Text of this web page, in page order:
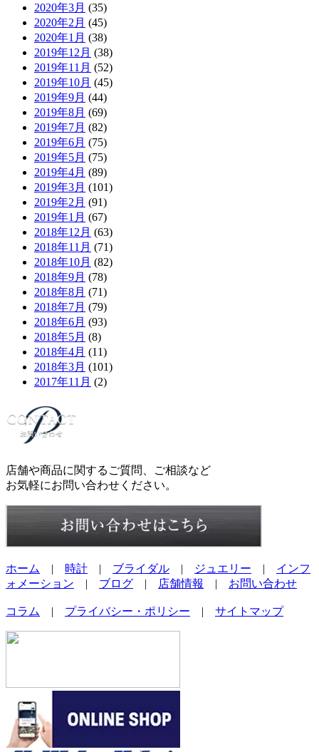
2020年3月 (35)
2020年2月 (45)
2020年1月 (38)
2019年12月 (38)
2019年11月 (52)
2019年10月 (45)
2019年9月 (44)
2019年8月 (69)
2019年7月 (82)
2019年6月 (75)
2019年5月 (75)
2019年4月 (89)
2019年3月 (101)
2019年2月 (91)
2019年1月 (67)
2018年12月 (63)
2018年11月 (71)
2018年10月 (82)
2018年9月 (78)
2018年8月 (71)
2018年7月 (79)
2018年6月 (93)
2018年5月 (8)
2018年4月 (11)
2018年3月 (101)
2017年11月 (2)
店舗や商品に関するご質問、ご相談など
お気軽にお問い合わせください。
ホーム | 時計 | ブライダル | ジュエリー | インフ
ォメーション | ブログ | 店舗情報 | お問い合わせ
コラム | プライバシー・ポリシー | サイトマップ